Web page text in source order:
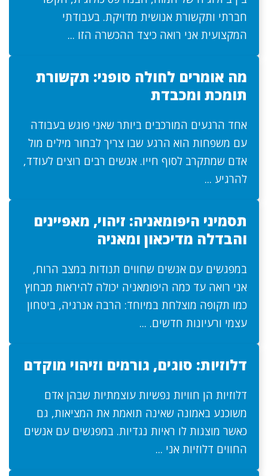
חברתי ותקשורת אנושית מדויקת. בעבודתי
המקצועית אני רואה כיצד ההכשרה הזו ...
מה אומרים לחולה סופני: תקשורת
תומכת ומכבדת
אחד הרגעים המורכבים ביותר שאני פוגש בעבודה
עם משפחות הוא הרגע שבו צריך לבחור מילים מול
אדם שמתקרב לסוף חייו. אנשים רבים רוצים לעודד,
להרגיע ...
תסמיני היפומאניה: זיהוי, מאפיינים
והבדלה מדיכאון ומאניה
במפגשים עם אנשים שחווים תנודות במצב הרוח,
אני רואה עד כמה היפומאניה יכולה להיראות מבחוץ
כמו תקופה מוצלחת במיוחד: הרבה אנרגיה, ביטחון
עצמי ורעיונות חדשים. ...
דלוזיות: סוגים, גורמים וזיהוי מוקדם
דלוזיות הן חוויות נפשיות עוצמתיות שבהן אדם
משוכנע באמונה שאינה תואמת את המציאות, גם
כאשר מוצגות לו ראיות נגדיות. במפגשים עם אנשים
החווים דלוזיות אני ...